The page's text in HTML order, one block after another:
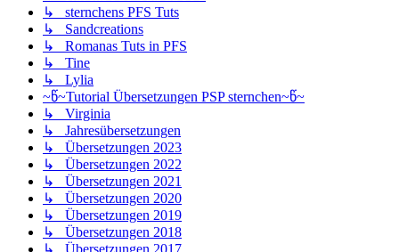
↳ sternchens PFS Tuts
↳ Sandcreations
↳ Romanas Tuts in PFS
↳ Tine
↳ Lylia
~წ~Tutorial Übersetzungen PSP sternchen~წ~
↳ Virginia
↳ Jahresübersetzungen
↳ Übersetzungen 2023
↳ Übersetzungen 2022
↳ Übersetzungen 2021
↳ Übersetzungen 2020
↳ Übersetzungen 2019
↳ Übersetzungen 2018
↳ Übersetzungen 2017